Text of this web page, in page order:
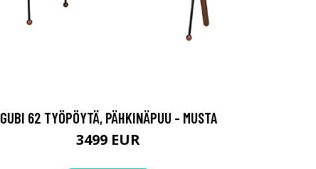
GUBI 62 TYÖPÖYTÄ, PÄHKINÄPUU - MUSTA
3499 EUR